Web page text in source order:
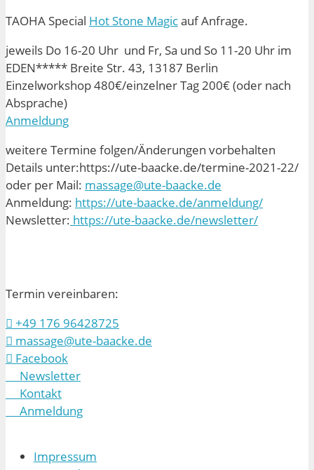
TAOHA Special Hot Stone Magicauf Anfrage.
jeweils Do 16-20 Uhr und Fr, Sa und So 11-20 Uhr im
EDEN***** Breite Str. 43, 13187 Berlin
Einzelworkshop 480€/einzelner Tag 200€ (oder nach
Absprache)
Anmeldung
weitere Termine folgen/Änderungen vorbehalten
Details unter:https://ute-baacke.de/termine-2021-22/
oder per Mail: massage@ute-baacke.de
Anmeldung: https://ute-baacke.de/anmeldung/
Newsletter: https://ute-baacke.de/newsletter/
Termin vereinbaren:
+49 176 96428725
massage@ute-baacke.de
Facebook
Newsletter
Kontakt
Anmeldung
Impressum